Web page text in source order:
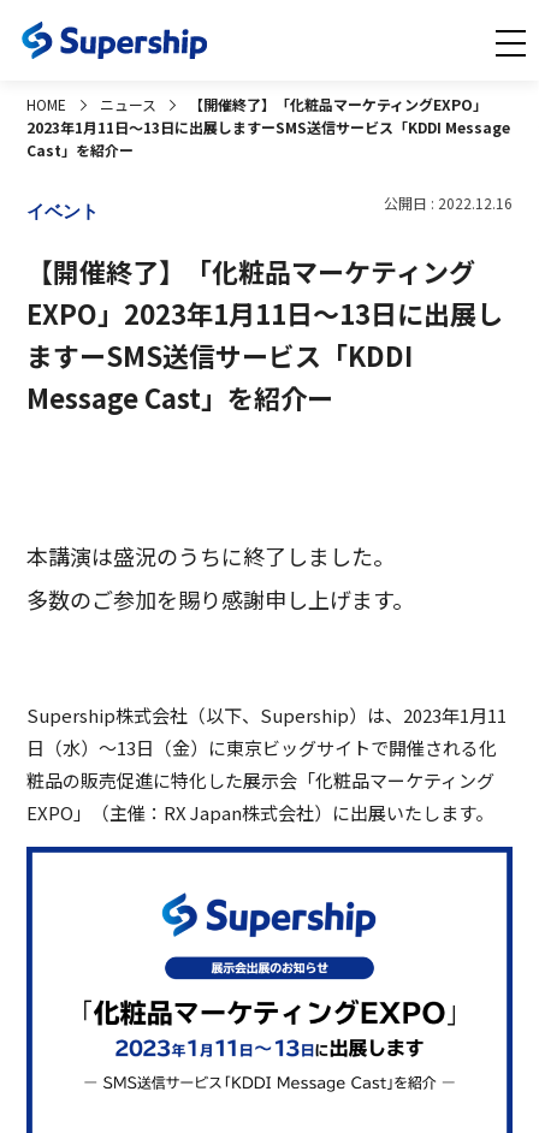
HOME ニュース
【開催終了】「化粧品マーケティングEXPO」
2023年1月11日～13日に出展しますーSMS送信サービス「KDDI Message
Cast」を紹介ー
イベント 公開日 : 2022.12.16
【開催終了】「化粧品マーケティング
EXPO」2023年1月11日～13日に出展し
ますーSMS送信サービス「KDDI
Message Cast」を紹介ー
本講演は盛況のうちに終了しました。
多数のご参加を賜り感謝申し上げます。
Supership株式会社（以下、Supership）は、2023年1月11
日（水）〜13日（金）に東京ビッグサイトで開催される化
粧品の販売促進に特化した展示会「化粧品マーケティング
EXPO」（主催：RX Japan株式会社）に出展いたします。